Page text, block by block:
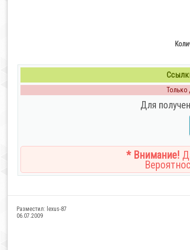
Только
Для
* Внимание!
Разместил: lexus-87
06.07.2009